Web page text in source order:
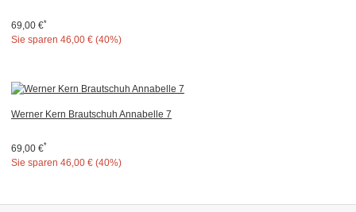
69,00 €*
Sie sparen 46,00 € (40%)
Werner Kern Brautschuh Annabelle 7
69,00 €*
Sie sparen 46,00 € (40%)